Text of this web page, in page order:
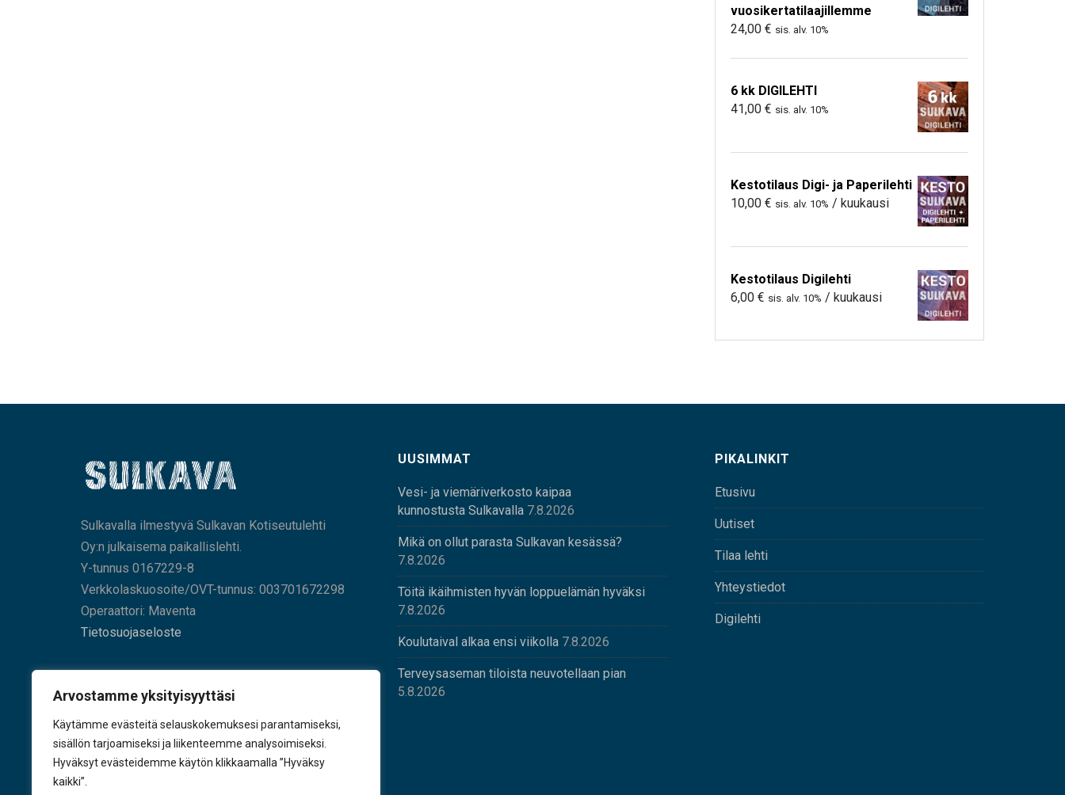
Arvostamme yksityisyyttäsi
Käytämme evästeitä selauskokemuksesi parantamiseksi,
sisällön tarjoamiseksi ja liikenteemme analysoimiseksi.
Hyväksyt evästeidemme käytön klikkaamalla ”Hyväksy
kaikki”.
vuosikertatilaajillemme
24,00 € sis. alv. 10%
6 kk DIGILEHTI
41,00 € sis. alv. 10%
Kestotilaus Digi- ja Paperilehti
10,00 € sis. alv. 10% / kuukausi
Kestotilaus Digilehti
6,00 € sis. alv. 10% / kuukausi
Sulkavalla ilmestyvä Sulkavan Kotiseutulehti
Oy:n julkaisema paikallislehti.
Y-tunnus 0167229-8
Verkkolaskuosoite/OVT-tunnus: 003701672298
Operaattori: Maventa
Tietosuojaseloste
KÄY TYKKÄÄMÄSSÄ
UUSIMMAT
Vesi- ja viemäriverkosto kaipaa
kunnostusta Sulkavalla 7.8.2026
Mikä on ollut parasta Sulkavan kesässä?
7.8.2026
Töitä ikäihmisten hyvän loppuelämän hyväksi
7.8.2026
Koulutaival alkaa ensi viikolla 7.8.2026
Terveysaseman tiloista neuvotellaan pian
5.8.2026
PIKALINKIT
Etusivu
Uutiset
Tilaa lehti
Yhteystiedot
Digilehti